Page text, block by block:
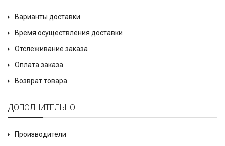
Варианты доставки
Время осуществления доставки
Отслеживание заказа
Оплата заказа
Возврат товара
ДОПОЛНИТЕЛЬНО
Производители